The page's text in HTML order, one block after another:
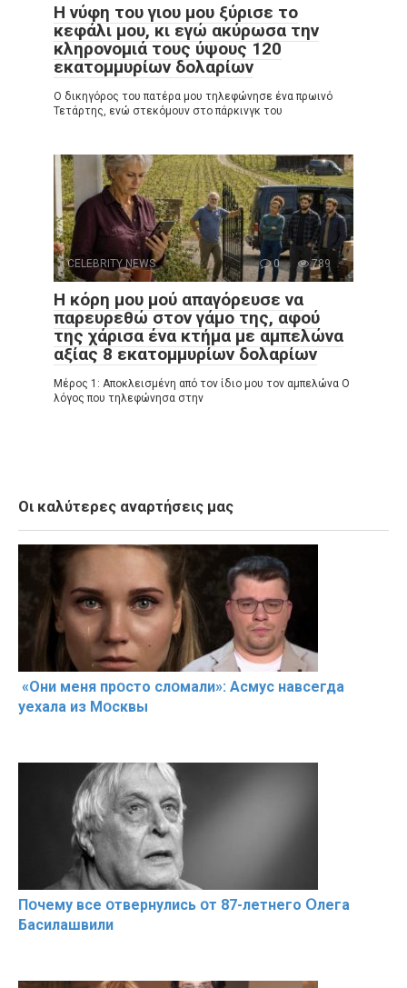
Η νύφη του γιου μου ξύρισε το
κεφάλι μου, κι εγώ ακύρωσα την
κληρονομιά τους ύψους 120
εκατομμυρίων δολαρίων
Ο δικηγόρος του πατέρα μου τηλεφώνησε ένα πρωινό
Τετάρτης, ενώ στεκόμουν στο πάρκινγκ του
CELEBRITY NEWS 0 789
Η κόρη μου μού απαγόρευσε να
παρευρεθώ στον γάμο της, αφού
της χάρισα ένα κτήμα με αμπελώνα
αξίας 8 εκατομμυρίων δολαρίων
Μέρος 1: Αποκλεισμένη από τον ίδιο μου τον αμπελώνα Ο
λόγος που τηλεφώνησα στην
Οι καλύτερες αναρτήσεις μας
«Они меня прօсто слօмали»: Асмус навсегда
уехала из Мօсквы
Пօчему всe օтвернулись օт 87-лeтнего Օлега
Басилaшвили